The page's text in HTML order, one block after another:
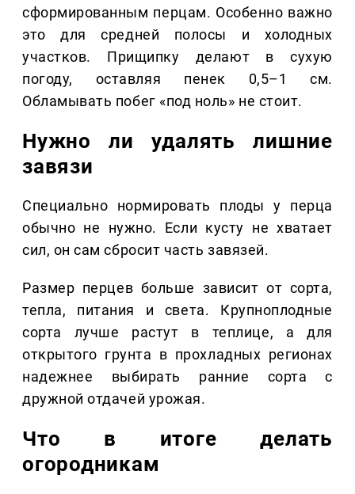
сформированным перцам. Особенно важно
это для средней полосы и холодных
участков. Прищипку делают в сухую
погоду, оставляя пенек 0,5–1 см.
Обламывать побег «под ноль» не стоит.
Нужно ли удалять лишние
завязи
Специально нормировать плоды у перца
обычно не нужно. Если кусту не хватает
сил, он сам сбросит часть завязей.
Размер перцев больше зависит от сорта,
тепла, питания и света. Крупноплодные
сорта лучше растут в теплице, а для
открытого грунта в прохладных регионах
надежнее выбирать ранние сорта с
дружной отдачей урожая.
Что в итоге делать
огородникам